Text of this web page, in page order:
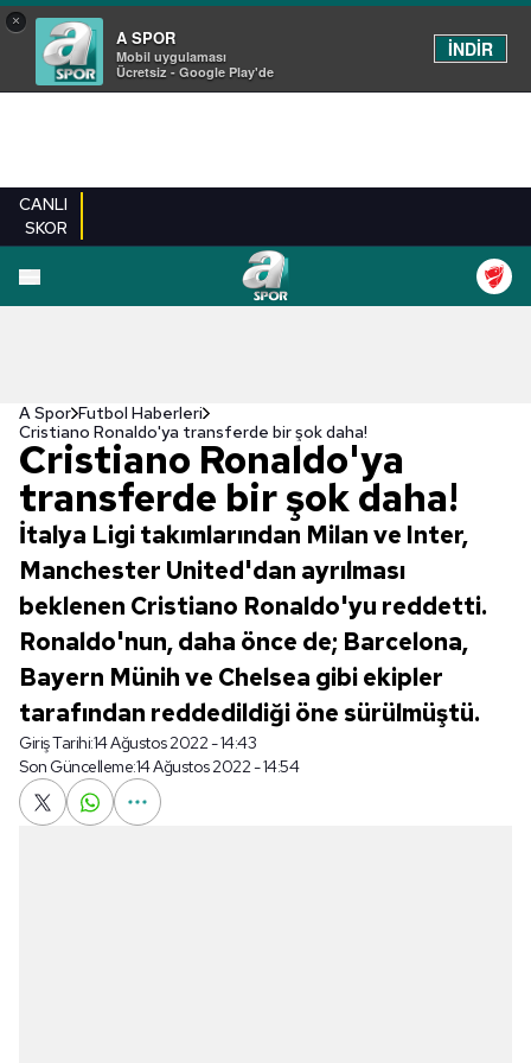
×
A SPOR
Mobil uygulaması
Ücretsiz - Google Play'de
İNDİR
CANLI
SKOR
A Spor Futbol Haberleri
Cristiano Ronaldo'ya transferde bir şok daha!
Cristiano Ronaldo'ya
transferde bir şok daha!
İtalya Ligi takımlarından Milan ve Inter,
Manchester United'dan ayrılması
beklenen Cristiano Ronaldo'yu reddetti.
Ronaldo'nun, daha önce de; Barcelona,
Bayern Münih ve Chelsea gibi ekipler
tarafından reddedildiği öne sürülmüştü.
Giriş Tarihi:14 Ağustos 2022 - 14:43
Son Güncelleme:14 Ağustos 2022 - 14:54